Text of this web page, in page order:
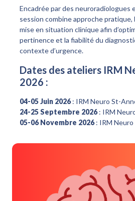
Encadrée par des
session combine approche
mise en situation clinique afin
pertinence et la fiabilité du
contexte d’urgence.
Dates des ateliers IRM
2026 :
04-05 Juin 2026: IRM Neuro St-
24-25 Septembre 2026: IRM
05-06 Novembre 2026: IRM